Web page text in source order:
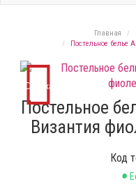
Главная
Постельное белье
Скидка
Постельное
Византия
Код
•